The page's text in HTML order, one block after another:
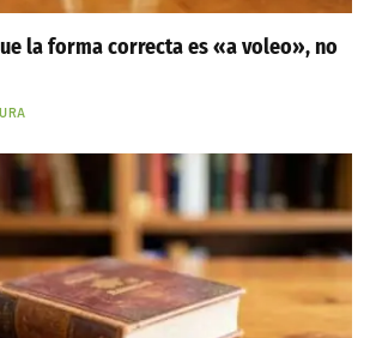
la forma correcta es «a voleo», no